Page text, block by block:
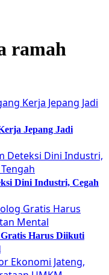
ramah
Jepang Jadi
Dini Industri, Cegah
Harus Diikuti